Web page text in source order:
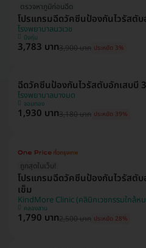
ตรวจหาภูมิก่อนฉีด
โปรแกรมฉีดวัคซีนป้องกันไวรัสตับ
โรงพยาบาลนวเวช
บึงกุ่ม
3,783 บาท3,900 บาท ประหยัด 3%
ฉีดวัคซีนป้องกันไวรัสตับอักเสบบี
โรงพยาบาลบางมด
จอมทอง
1,930 บาท3,180 บาท ประหยัด 39%
ถูกสุดในเว็บ!
โปรแกรมฉีดวัคซีนป้องกันไวรัสตับ
เข็ม
KindMore Clinic (คลินิกเวชกรรมใกล้ห
คลองสาน
1,790 บาท2,500 บาท ประหยัด 28%